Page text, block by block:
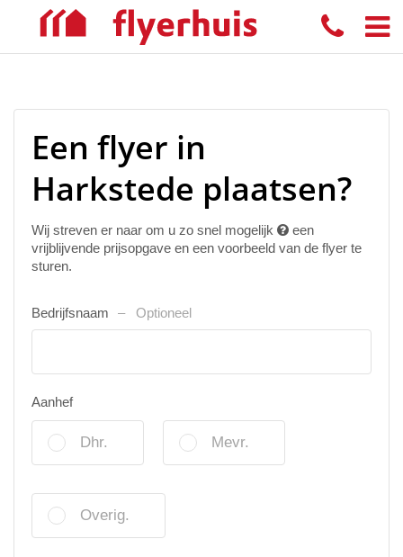
Een flyer in
Harkstede plaatsen?
Wij streven er naar om u zo snel mogelijk
een
vrijblijvende prijsopgave en een voorbeeld van de flyer te
sturen.
Bedrijfsnaam Optioneel
Aanhef
Dhr. Mevr.
Overig.